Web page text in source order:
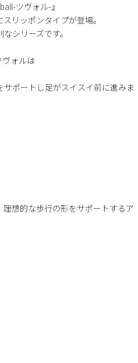
ツヴォル-』
リッポンタイプが登場。
シリーズです。
ヴォルは
ポートし足がスイスイ前に進みま
想的な歩行の形をサポートするア